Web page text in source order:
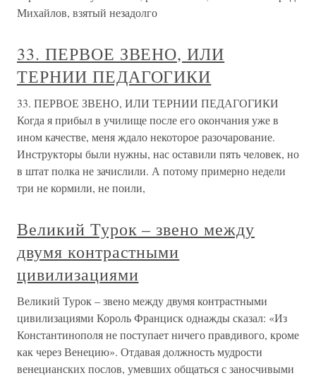
Михайлов, взятый незадолго
33. ПЕРВОЕ ЗВЕНО, ИЛИ
ТЕРНИИ ПЕДАГОГИКИ
33. ПЕРВОЕ ЗВЕНО, ИЛИ ТЕРНИИ ПЕДАГОГИКИ
Когда я прибыл в училище после его окончания уже в
ином качестве, меня ждало некоторое разочарование.
Инструкторы были нужны, нас оставили пять человек, но
в штат полка не зачислили. А потому примерно недели
три не кормили, не поили,
Великий Турок – звено между
двумя контрастными
цивилизациями
Великий Турок – звено между двумя контрастными
цивилизациями Король Франциск однажды сказал: «Из
Константинополя не поступает ничего правдивого, кроме
как через Венецию». Отдавая должность мудрости
венецианских послов, умевших общаться с заносчивыми